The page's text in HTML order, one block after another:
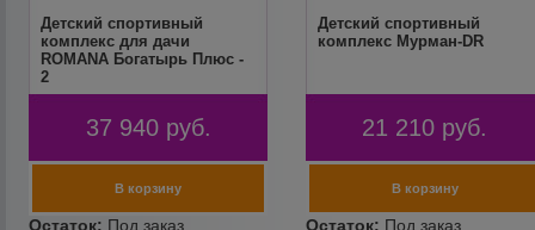
Детский спортивный
комплекс для дачи
ROMANA Богатырь Плюс -
2
37 940 руб.
Детский спортивный
комплекс Мурман-DR
21 210 руб.